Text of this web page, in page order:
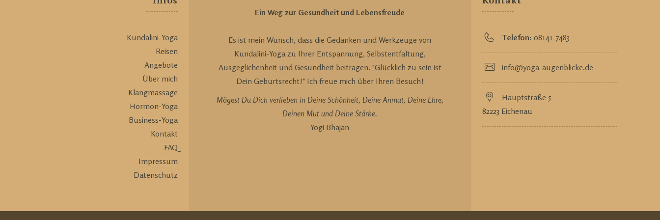
Kundalini-Yoga
Reisen
Angebote
Über mich
Klangmassage
Hormon-Yoga
Business-Yoga
Kontakt
FAQ
Impressum
Datenschutz
Ein Weg zur Gesundheit und Lebensfreude
Es ist mein Wunsch, dass die Gedanken und Werkzeuge von
Kundalini-Yoga zu Ihrer Entspannung, Selbstentfaltung,
Ausgeglichenheit und Gesundheit beitragen. "Glücklich zu sein ist
Dein Geburtsrecht!" Ich freue mich über Ihren Besuch!
Mögest Du Dich verlieben in Deine Schönheit, Deine Anmut, Deine Ehre,
Deinen Mut und Deine Stärke.
Yogi Bhajan
Telefon: 08141-7483
info@yoga-augenblicke.de
Hauptstraße 5
82223 Eichenau